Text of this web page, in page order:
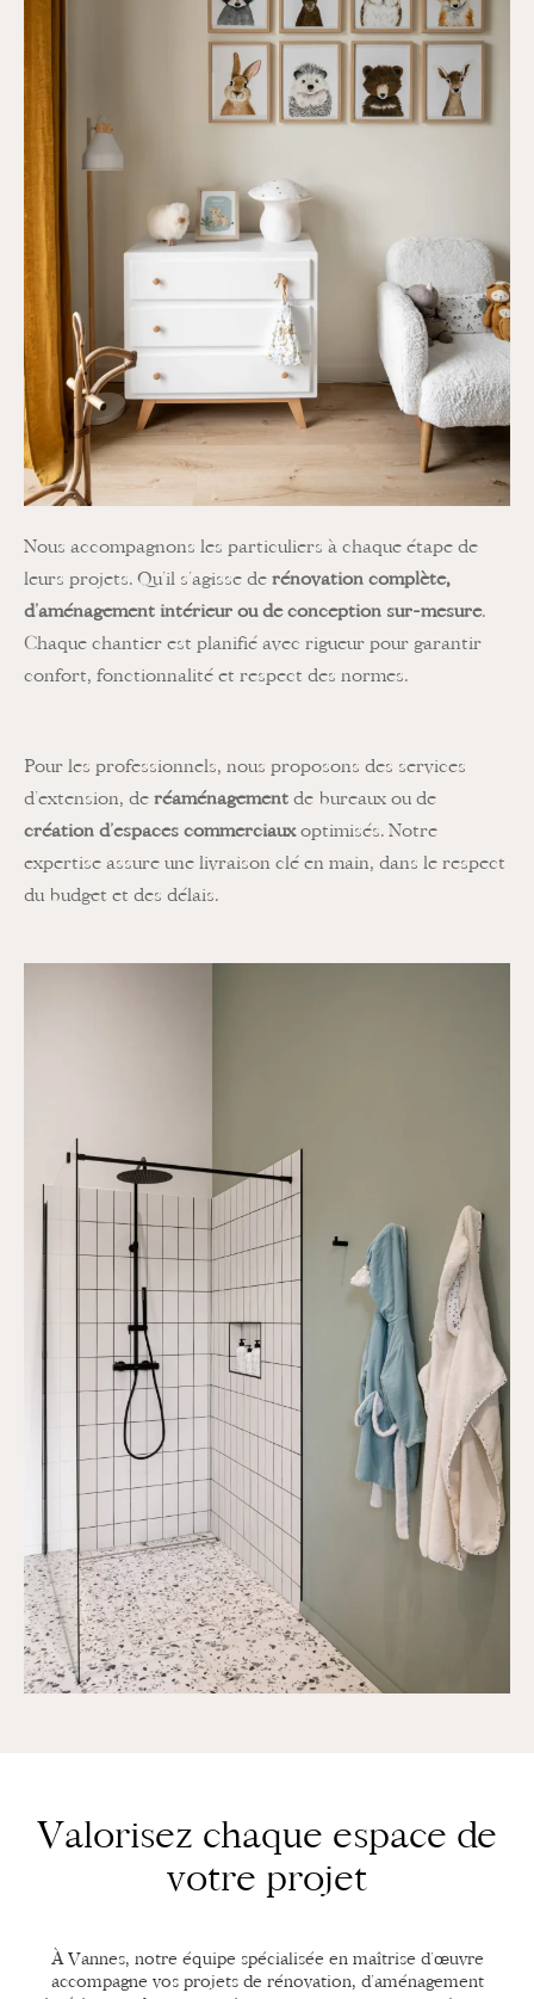
Nous accompagnons les particuliers à chaque étape de
leurs projets. Qu’il s’agisse de rénovation complète,
d’aménagement intérieur ou de conception sur-mesure.
Chaque chantier est planifié avec rigueur pour garantir
confort, fonctionnalité et respect des normes.
Pour les professionnels, nous proposons des services
d’extension, de réaménagement de bureaux ou de
création d’espaces commerciauxoptimisés. Notre
expertise assure une livraison clé en main, dans le respect
du budget et des délais.
Valorisez chaque espace de
votre projet
À Vannes, notre équipe spécialisée en maîtrise d’œuvre
accompagne vos projets de rénovation, d’aménagement